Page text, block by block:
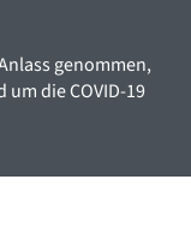
genommen,
die COVID-19